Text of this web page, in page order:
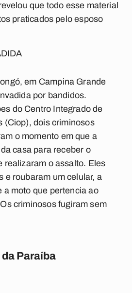
que todo esse material
praticados pelo esposo
em Campina Grande
por bandidos.
do Centro Integrado de
(Ciop), dois criminosos
o momento em que a
casa para receber o
realizaram o assalto. Eles
e roubaram um celular, a
a moto que pertencia ao
criminosos fugiram sem
Paraíba